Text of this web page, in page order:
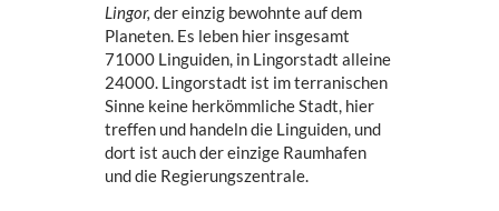
Lingor,der einzig bewohnte auf dem
Planeten. Es leben hier insgesamt
71000 Linguiden, in Lingorstadt alleine
24000. Lingorstadt ist im terranischen
Sinne keine herkömmliche Stadt, hier
treffen und handeln die Linguiden, und
dort ist auch der einzige Raumhafen
und die Regierungszentrale.